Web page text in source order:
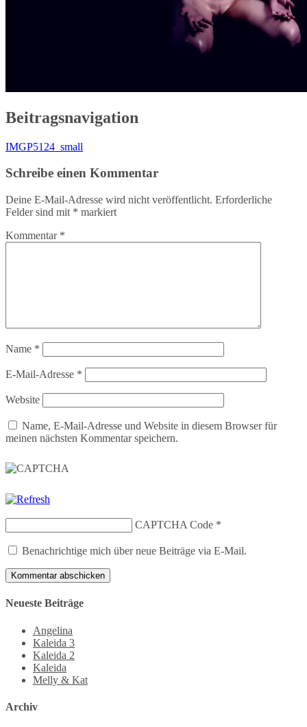
Beitragsnavigation
IMGP5124_small
Schreibe einen Kommentar
Deine E-Mail-Adresse wird nicht veröffentlicht. Erforderliche
Felder sind mit * markiert
Kommentar *
Name *
E-Mail-Adresse *
Website
Name, E-Mail-Adresse und Website in diesem Browser für
meinen nächsten Kommentar speichern.
CAPTCHA Code *
Benachrichtige mich über neue Beiträge via E-Mail.
Neueste Beiträge
Angelina
Kaleida 3
Kaleida 2
Kaleida
Melly & Kat
Archiv